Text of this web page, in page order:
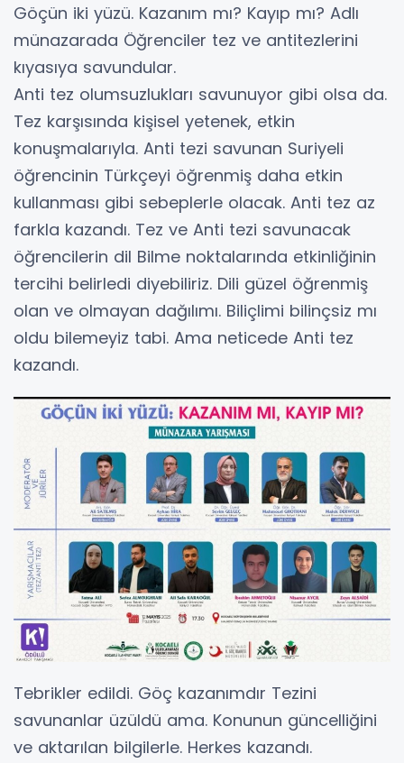
Göçün iki yüzü. Kazanım mı? Kayıp mı? Adlı
münazarada Öğrenciler tez ve antitezlerini
kıyasıya savundular.
Anti tez olumsuzlukları savunuyor gibi olsa da.
Tez karşısında kişisel yetenek, etkin
konuşmalarıyla. Anti tezi savunan Suriyeli
öğrencinin Türkçeyi öğrenmiş daha etkin
kullanması gibi sebeplerle olacak. Anti tez az
farkla kazandı. Tez ve Anti tezi savunacak
öğrencilerin dil Bilme noktalarında etkinliğinin
tercihi belirledi diyebiliriz. Dili güzel öğrenmiş
olan ve olmayan dağılımı. Biliçlimi bilinçsiz mı
oldu bilemeyiz tabi. Ama neticede Anti tez
kazandı.
Tebrikler edildi. Göç kazanımdır Tezini
savunanlar üzüldü ama. Konunun güncelliğini
ve aktarılan bilgilerle. Herkes kazandı.